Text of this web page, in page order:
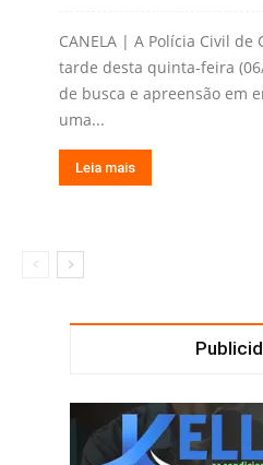
CANELA | A Polícia Civil de
tarde desta quinta-feira
de busca e apreensão em
uma...
Leia mais